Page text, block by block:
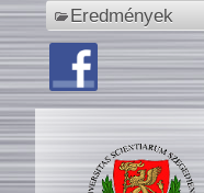
Eredmények